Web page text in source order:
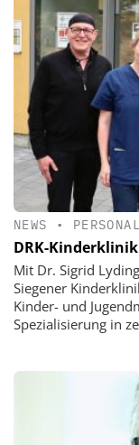
NEWS • PERSONAL
DRK-
Mit Dr. Sigrid
Siegener
Kinder- und
Spezialisierung in